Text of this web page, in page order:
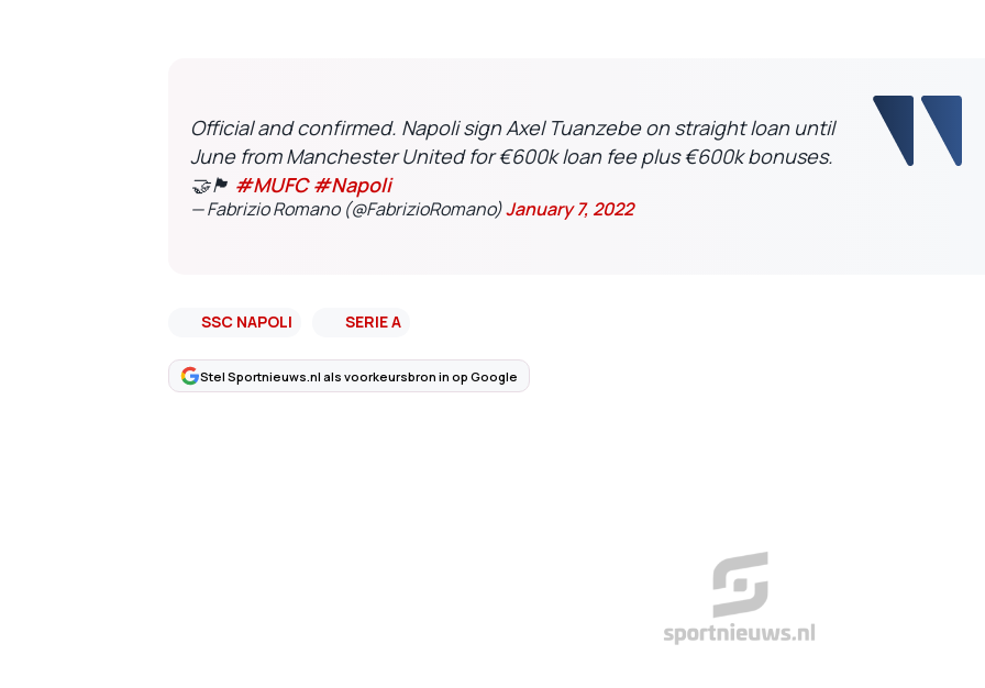
Official and confirmed. Napoli sign Axel Tuanzebe on straight loan until
June from Manchester United for €600k loan fee plus €600k bonuses.
🤝🏴󠁧󠁢󠁥󠁮󠁧󠁿 #MUFC #Napoli
— Fabrizio Romano (@FabrizioRomano)January 7, 2022
SSC NAPOLI SERIE A
Stel Sportnieuws.nl als voorkeursbron in op Google